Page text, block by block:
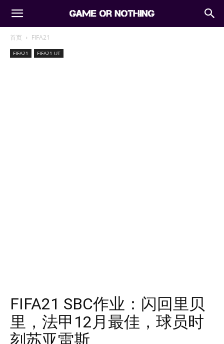
首页 FIFA21
FIFA21 FIFA21 UT
FIFA21 SBC作业：闪回里贝
里，法甲12月最佳，球员时
刻苏亚雷斯